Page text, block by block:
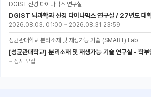
DGIST 신경 다이나믹스 연구실
DGIST 뇌과학과 신경 다이나믹스 연구실 / 27년도 대
2026.08.03. 01:00 ~ 2026.08.31 23:59
성균관대학교 분리소재 및 재생가능 기술 (SMART) Lab
~ 상시 모집